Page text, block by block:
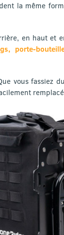
la même
en haut et
porte-
vous fassiez